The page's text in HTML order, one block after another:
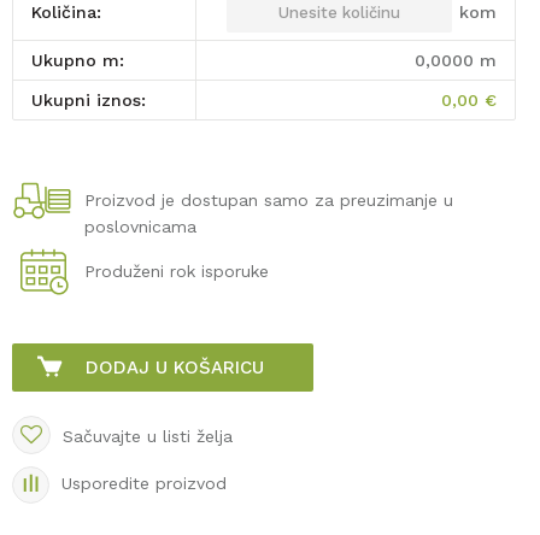
Količina: kom
Ukupno m: 0,0000 m
Ukupni iznos: 0,00 €
Proizvod je dostupan samo za preuzimanje u
poslovnicama
Produženi rok isporuke
DODAJ U KOŠARICU
Sačuvajte u listi želja
Usporedite proizvod